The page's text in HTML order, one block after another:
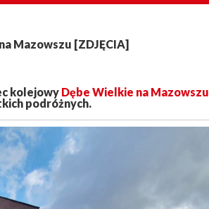
Mazowszu [ZDJĘCIA]
kolejowy Dębe Wielkie na Mazowszu
podróżnych.